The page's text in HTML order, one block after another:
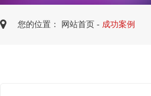
您的位置： 网站首页 - 成功案例